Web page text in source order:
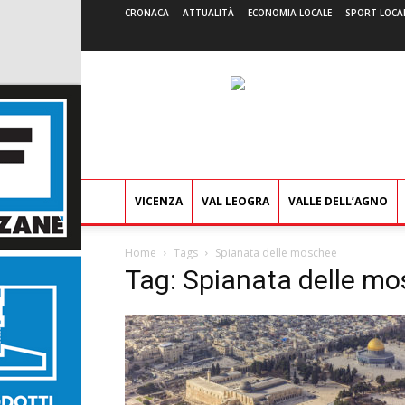
CRONACA ATTUALITÀ ECONOMIA LOCALE SPORT
VICENZA VAL LEOGRA VALLE DELL’AGNO
Home Tags Spianata delle moschee
Tag: Spianata delle